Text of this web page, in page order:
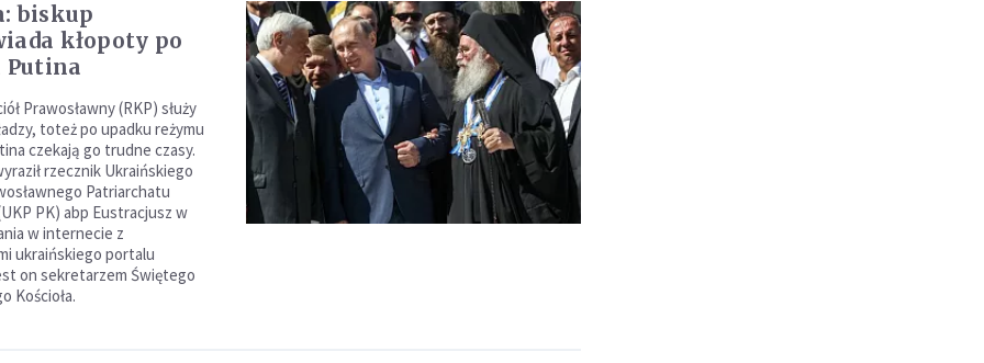
biskup
kłopoty po
Putina
Prawosławny (RKP) służy
toteż po upadku reżymu
czekają go trudne czasy.
rzecznik Ukraińskiego
Patriarchatu
PK) abp Eustracjusz w
w internecie z
ukraińskiego portalu
on sekretarzem Świętego
Kościoła.